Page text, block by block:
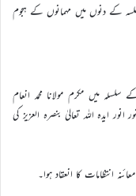
کے دنوں میں مہمانوں کے ہجوم
2017ء کو جلسہ سالانہ 2017ء کے سلسلہ میں مکرم مولانا محمد انعام
ایدہ اللہ تعالیٰ بنصرہ العزیز کی